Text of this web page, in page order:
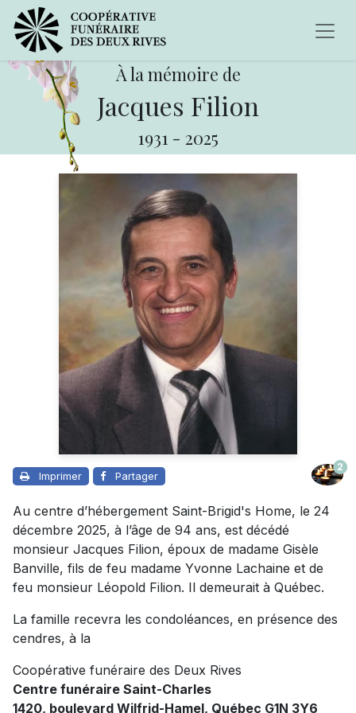
À la mémoire de
Jacques Filion
1931 - 2025
Imprimer Partager
2
Au centre d’hébergement Saint-Brigid's Home, le 24
décembre 2025, à l’âge de 94 ans, est décédé
monsieur Jacques Filion, époux de madame Gisèle
Banville, fils de feu madame Yvonne Lachaine et de
feu monsieur Léopold Filion. Il demeurait à Québec.
La famille recevra les condoléances, en présence des
cendres, à la
Coopérative funéraire des Deux Rives
Centre funéraire Saint-Charles
1420, boulevard Wilfrid-Hamel, Québec G1N 3Y6